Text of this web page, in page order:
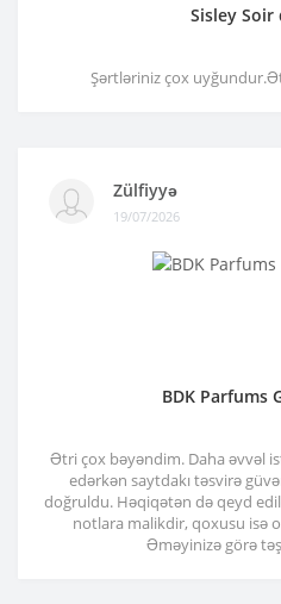
Sisley Soir
Şərtləriniz çox
Zülfiyyə
19/07/2026
BDK Parfums
Ətri çox bəyəndim. Daha əvvəl
edərkən saytdakı təsvirə
doğruldu. Həqiqətən də qeyd
notlara malikdir, qoxusu isə
Əməyinizə görə